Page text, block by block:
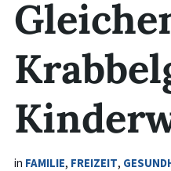
in FAMILIE, FREIZEIT,